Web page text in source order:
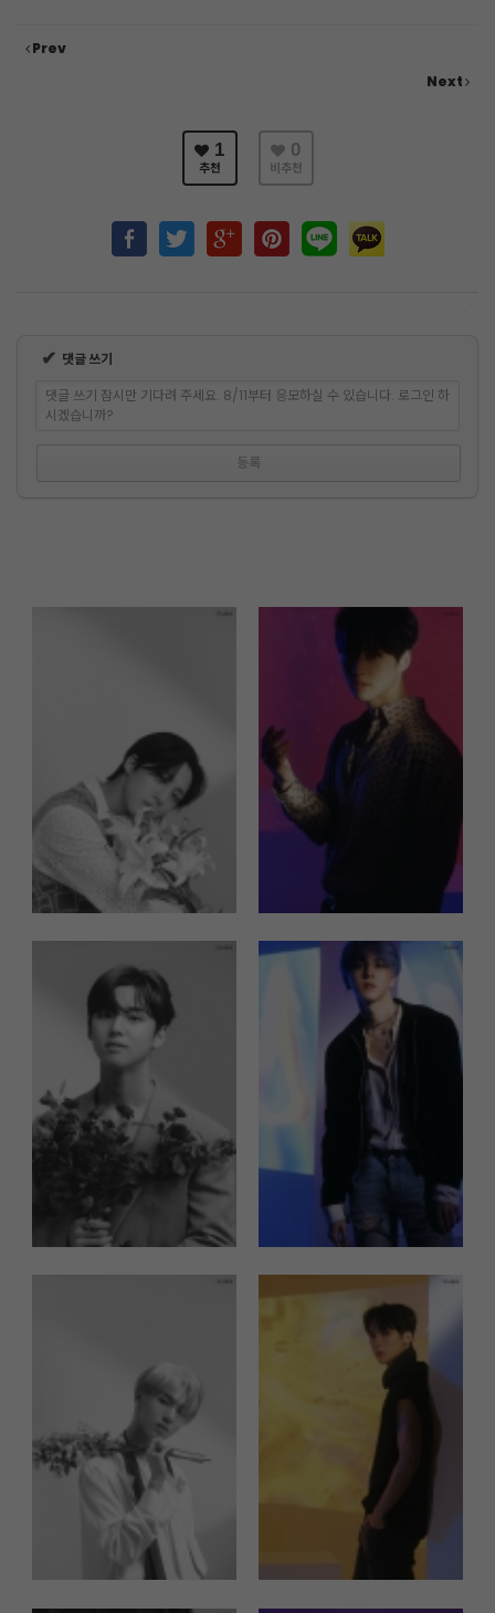
Prev
Next
1
추천
0
비추천
✔ 댓글 쓰기
댓글 쓰기 잠시만 기다려 주세요. 8/11부터 응모하실 수 있습니다. 로그인 하
시겠습니까?